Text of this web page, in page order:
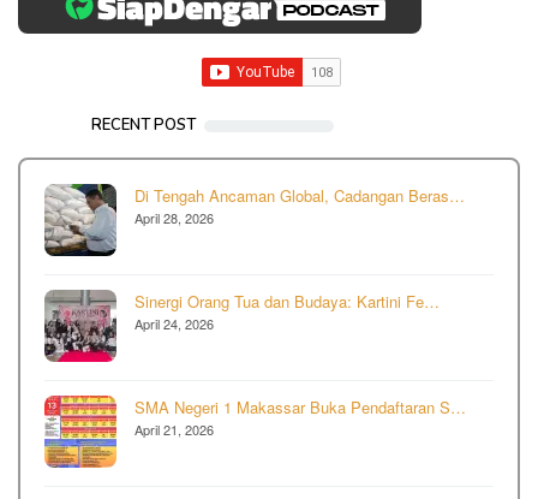
RECENT POST
Di Tengah Ancaman Global, Cadangan Beras…
April 28, 2026
Sinergi Orang Tua dan Budaya: Kartini Fe…
April 24, 2026
SMA Negeri 1 Makassar Buka Pendaftaran S…
April 21, 2026